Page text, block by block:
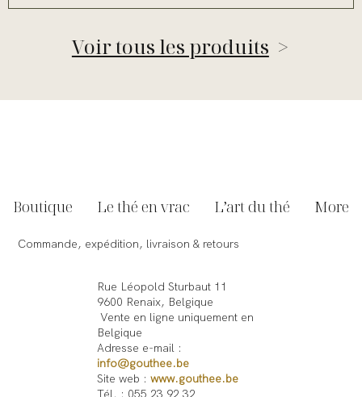
Voir tous les produits >
Boutique Le thé en vrac L’art du thé More
Commande, expédition, livraison & retours
Rue Léopold Sturbaut 11
9600 Renaix, Belgique
Vente en ligne uniquement en
Belgique
Adresse e-mail :
info@gouthee.be
Site web : www.gouthee.be
Tél. : 055 23 92 32